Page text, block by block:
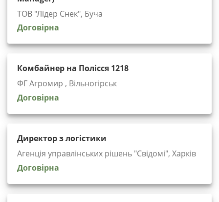
ТОВ "Лідер Снек", Буча
Договірна
Комбайнер на Полісся 1218
ФГ Агромир , Вільногірськ
Договірна
Директор з логістики
Агенція управлінських рішень "Cвідомі", Харків
Договірна